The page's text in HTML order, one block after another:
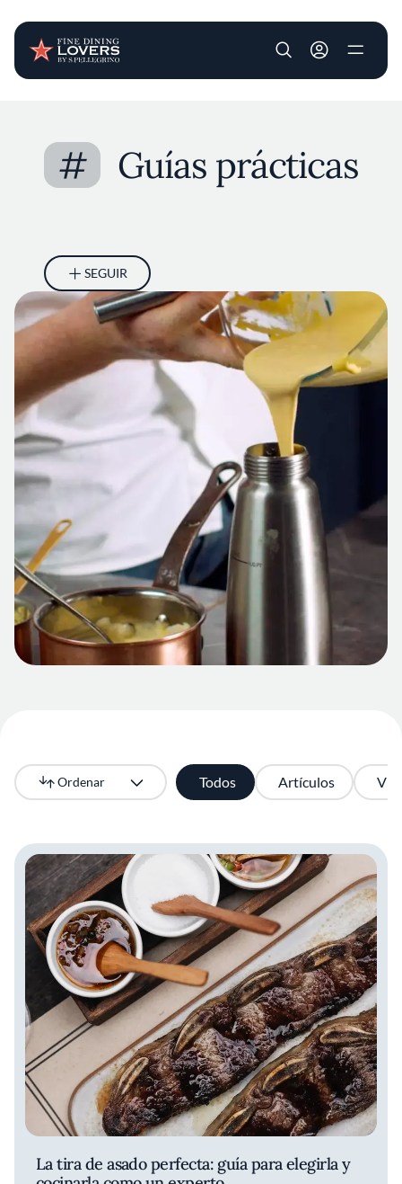
User account
# Guías prácticas
SEGUIR
Todos Artículos
Ordenar
Más recientes
La tira de asado perfecta: guía para elegirla y